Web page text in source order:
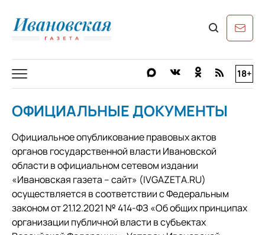
18+
ОФИЦИАЛЬНЫЕ ДОКУМЕНТЫ
Официальное опубликование правовых актов
органов государственной власти Ивановской
области в официальном сетевом издании
«Ивановская газета – сайт» (IVGAZETA.RU)
осуществляется в соответствии с Федеральным
законом от 21.12.2021 № 414-ФЗ «Об общих принципах
организации публичной власти в субъектах